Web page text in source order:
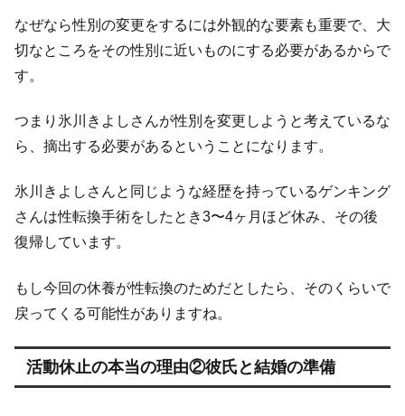
なぜなら性別の変更をするには外観的な要素も重要で、大
切なところをその性別に近いものにする必要があるからで
す。
つまり氷川きよしさんが性別を変更しようと考えているな
ら、摘出する必要があるということになります。
氷川きよしさんと同じような経歴を持っているゲンキング
さんは性転換手術をしたとき3〜4ヶ月ほど休み、その後
復帰しています。
もし今回の休養が性転換のためだとしたら、そのくらいで
戻ってくる可能性がありますね。
活動休止の本当の理由②彼氏と結婚の準備